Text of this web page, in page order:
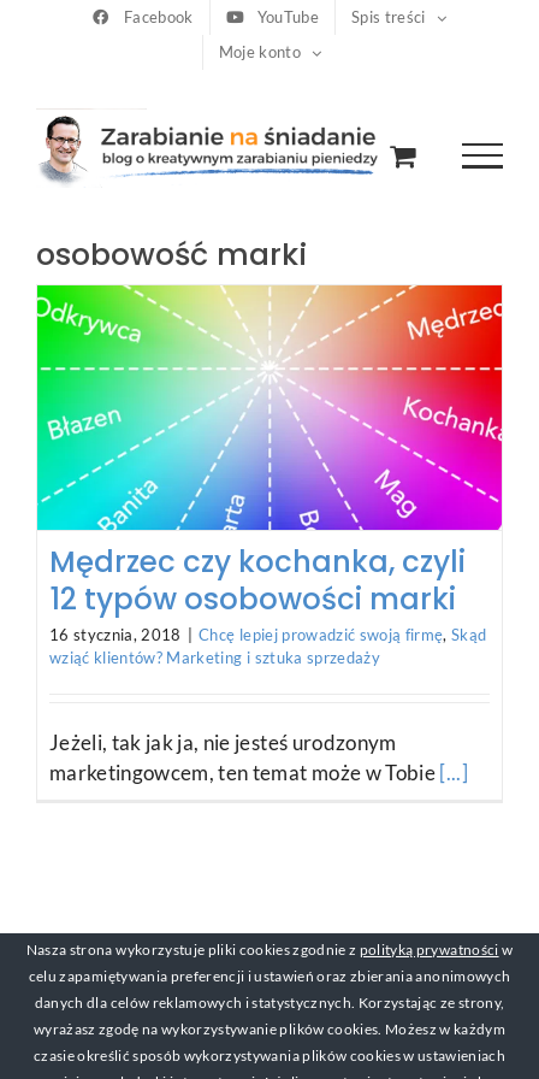
Facebook YouTube
Spis treści
Moje konto
osobowość marki
Mędrzec czy kochanka, czyli
12 typów osobowości marki
16 stycznia, 2018 Chcę lepiej prowadzić swoją firmę,Skąd
wziąć klientów? Marketing i sztuka sprzedaży
Jeżeli, tak jak ja, nie jesteś urodzonym
marketingowcem, ten temat może w Tobie [...]
Nasza strona wykorzystuje pliki cookies zgodnie z polityką prywatności w
celu zapamiętywania preferencji i ustawień oraz zbierania anonimowych
danych dla celów reklamowych i statystycznych. Korzystając ze strony,
wyrażasz zgodę na wykorzystywanie plików cookies. Możesz w każdym
czasie określić sposób wykorzystywania plików cookies w ustawieniach